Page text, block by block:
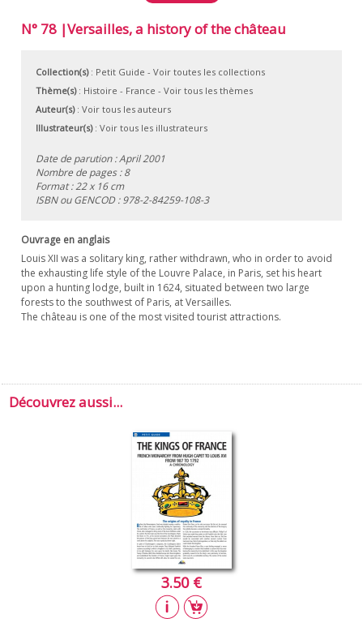
N° 78 |Versailles, a history of the château
Collection(s): Petit Guide - Voir toutes les collections
Thème(s): Histoire - France - Voir tous les thèmes
Auteur(s): Voir tous les auteurs
Illustrateur(s): Voir tous les illustrateurs
Date de parution : April 2001
Nombre de pages : 8
Format : 22 x 16 cm
ISBN ou GENCOD :978-2-84259-108-3
Ouvrage en anglais
Louis XII was a solitary king, rather withdrawn, who in order to avoid
the exhausting life style of the Louvre Palace, in Paris, set his heart
upon a hunting lodge, built in 1624, situated between two large
forests to the southwest of Paris, at Versailles.
The château is one of the most visited tourist attractions.
Découvrez aussi...
3.50 €